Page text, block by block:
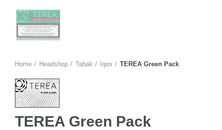
Home Headshop Tabak Iqos TEREA Green Pack
TEREA Green Pack